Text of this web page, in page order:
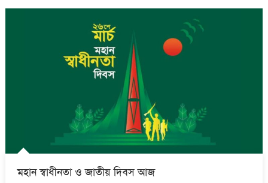
মহান স্বাধীনতা ও জাতীয় দিবস আজ